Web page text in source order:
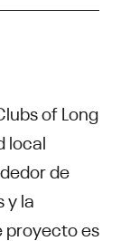
of Long
local
de
y la
proyecto es